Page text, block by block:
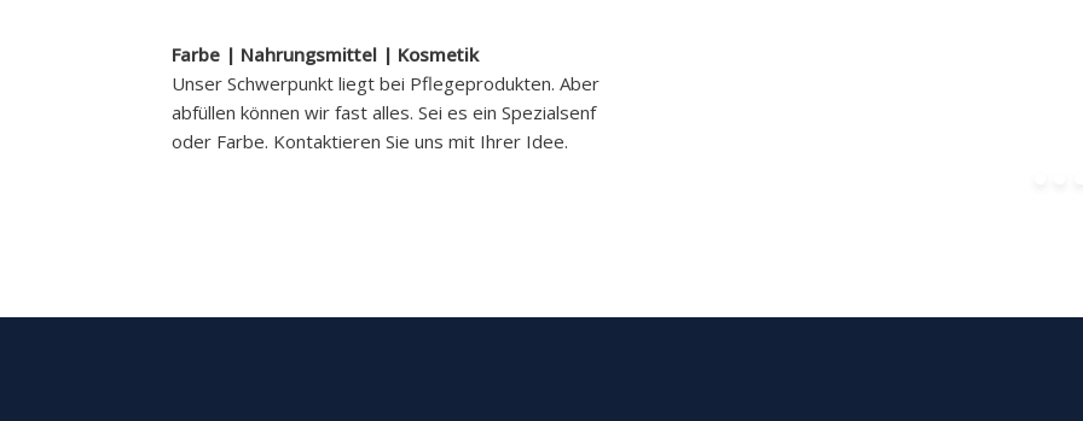
Farbe | Nahrungsmittel | Kosmetik
Unser Schwerpunkt liegt bei Pflegeprodukten. Aber
abfüllen können wir fast alles. Sei es ein Spezialsenf
oder Farbe. Kontaktieren Sie uns mit Ihrer Idee.